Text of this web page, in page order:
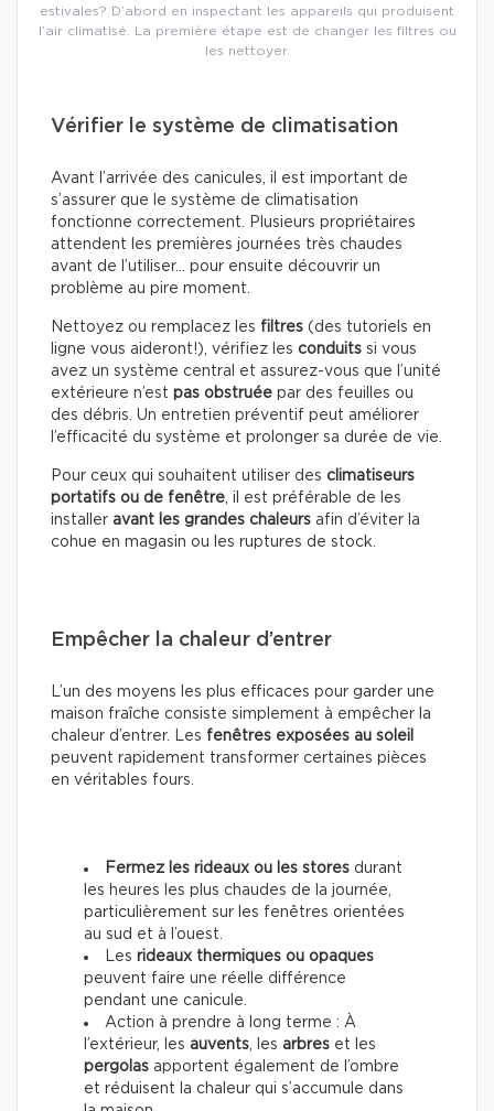
estivales? D’abord en inspectant les appareils qui produisent
l’air climatisé. La première étape est de changer les filtres ou
les nettoyer.
Vérifier le système de climatisation
Avant l’arrivée des canicules, il est important de
s’assurer que le système de climatisation
fonctionne correctement. Plusieurs propriétaires
attendent les premières journées très chaudes
avant de l’utiliser… pour ensuite découvrir un
problème au pire moment.
Nettoyez ou remplacez les filtres (des tutoriels en
ligne vous aideront!), vérifiez les conduits si vous
avez un système central et assurez-vous que l’unité
extérieure n’est pas obstruée par des feuilles ou
des débris. Un entretien préventif peut améliorer
l’efficacité du système et prolonger sa durée de vie.
Pour ceux qui souhaitent utiliser des climatiseurs
portatifs ou de fenêtre, il est préférable de les
installer avant les grandes chaleurs afin d’éviter la
cohue en magasin ou les ruptures de stock.
Empêcher la chaleur d’entrer
L’un des moyens les plus efficaces pour garder une
maison fraîche consiste simplement à empêcher la
chaleur d’entrer. Les fenêtres exposées au soleil
peuvent rapidement transformer certaines pièces
en véritables fours.
Fermez les rideaux ou les stores durant
les heures les plus chaudes de la journée,
particulièrement sur les fenêtres orientées
au sud et à l’ouest.
Les rideaux thermiques ou opaques
peuvent faire une réelle différence
pendant une canicule.
Action à prendre à long terme : À
l’extérieur, les auvents, les arbres et les
pergolas apportent également de l’ombre
et réduisent la chaleur qui s’accumule dans